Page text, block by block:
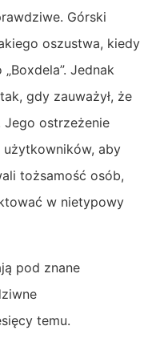
Górski
oszustwa, kiedy
Jednak
gdy zauważył, że
Jego ostrzeżenie
użytkowników, aby
tożsamość osób,
w nietypowy
pod znane
temu.